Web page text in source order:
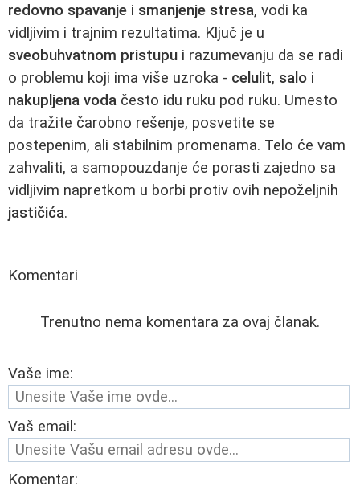
redovno spavanje i smanjenje stresa, vodi ka
vidljivim i trajnim rezultatima. Ključ je u
sveobuhvatnom pristupu i razumevanju da se radi
o problemu koji ima više uzroka - celulit, salo i
nakupljena voda često idu ruku pod ruku. Umesto
da tražite čarobno rešenje, posvetite se
postepenim, ali stabilnim promenama. Telo će vam
zahvaliti, a samopouzdanje će porasti zajedno sa
vidljivim napretkom u borbi protiv ovih nepoželjnih
jastičića.
Komentari
Trenutno nema komentara za ovaj članak.
Vaše ime:
Vaš email:
Komentar: